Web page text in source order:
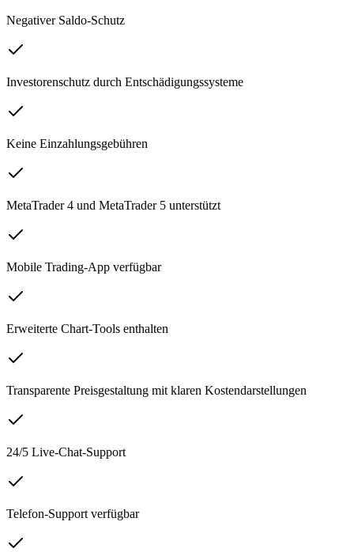
Negativer Saldo-Schutz
Investorenschutz durch Entschädigungssysteme
Keine Einzahlungsgebühren
MetaTrader 4 und MetaTrader 5 unterstützt
Mobile Trading-App verfügbar
Erweiterte Chart-Tools enthalten
Transparente Preisgestaltung mit klaren Kostendarstellungen
24/5 Live-Chat-Support
Telefon-Support verfügbar